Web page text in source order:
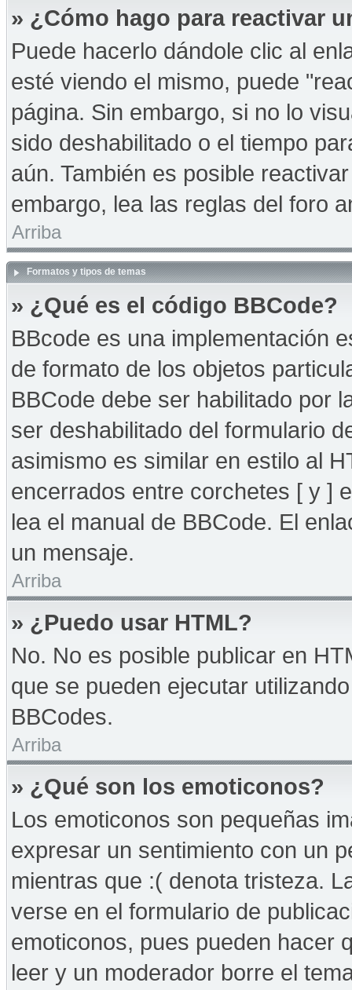
» ¿Cómo hago para reactivar
Puede hacerlo dándole clic al
esté viendo el mismo, puede
página. Sin embargo, si no lo
sido deshabilitado o el tiempo
aún. También es posible
embargo, lea las reglas del foro
Arriba
Formatos y tipos de temas
» ¿Qué es el código BBCode?
BBcode es una implementación
de formato de los objetos
BBCode debe ser habilitado por
ser deshabilitado del formulario
asimismo es similar en estilo al
encerrados entre corchetes [ y ]
lea el manual de BBCode. El
un mensaje.
Arriba
» ¿Puedo usar HTML?
No. No es posible publicar en
que se pueden ejecutar
BBCodes.
Arriba
» ¿Qué son los emoticonos?
Los emoticonos son pequeñas
expresar un sentimiento con un
mientras que :( denota tristeza.
verse en el formulario de
emoticonos, pues pueden hacer
leer y un moderador borre el